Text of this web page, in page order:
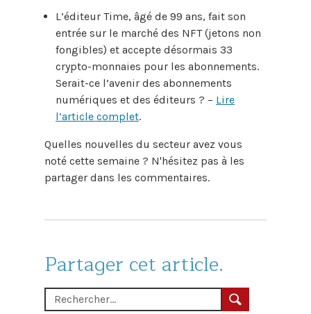
L’éditeur Time, âgé de 99 ans, fait son
entrée sur le marché des NFT (jetons non
fongibles) et accepte désormais 33
crypto-monnaies pour les abonnements.
Serait-ce l’avenir des abonnements
numériques et des éditeurs ? – Lire
l’article complet.
Quelles nouvelles du secteur avez vous
noté cette semaine ? N'hésitez pas à les
partager dans les commentaires.
Partager cet article.